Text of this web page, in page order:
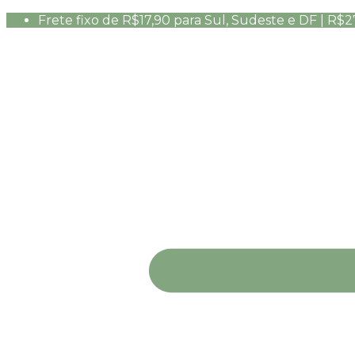
Frete fixo de R$17,90 para Sul, Sudeste e DF |